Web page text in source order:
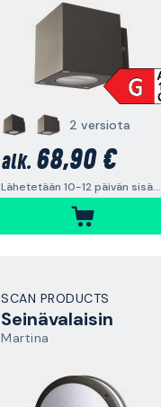
2 versiota
alk. 68,90 €
Lähetetään 10-12 päivän sisällä
SCAN PRODUCTS
Seinävalaisin
Martina